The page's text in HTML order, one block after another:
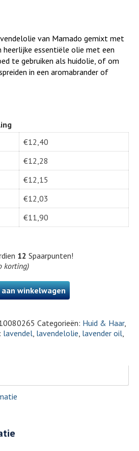
van Mamado gemixt met
heerlijke essentiële olie met een
te gebruiken als huidolie, of om
in een aromabrander of
€12,40
€12,28
€12,15
€12,03
€11,90
12 Spaarpunten!
korting)
winkelwagen
Categorieën: Huid & Haar,
lavendel lavendelolie lavender oil